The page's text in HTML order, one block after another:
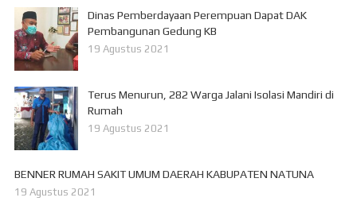
Dinas Pemberdayaan Perempuan Dapat DAK
Pembangunan Gedung KB
19 Agustus 2021
Terus Menurun, 282 Warga Jalani Isolasi Mandiri di
Rumah
19 Agustus 2021
BENNER RUMAH SAKIT UMUM DAERAH KABUPATEN NATUNA
19 Agustus 2021